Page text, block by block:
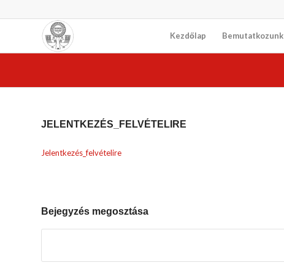
Kezdőlap Bemutatkozunk
JELENTKEZÉS_FELVÉTELIRE
Jelentkezés_felvételire
Bejegyzés megosztása